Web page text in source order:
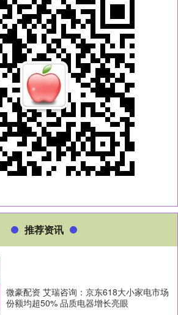
推荐资讯
微豪配资 艾瑞咨询：京东618大小家电市场
份额均超50% 品质电器增长亮眼